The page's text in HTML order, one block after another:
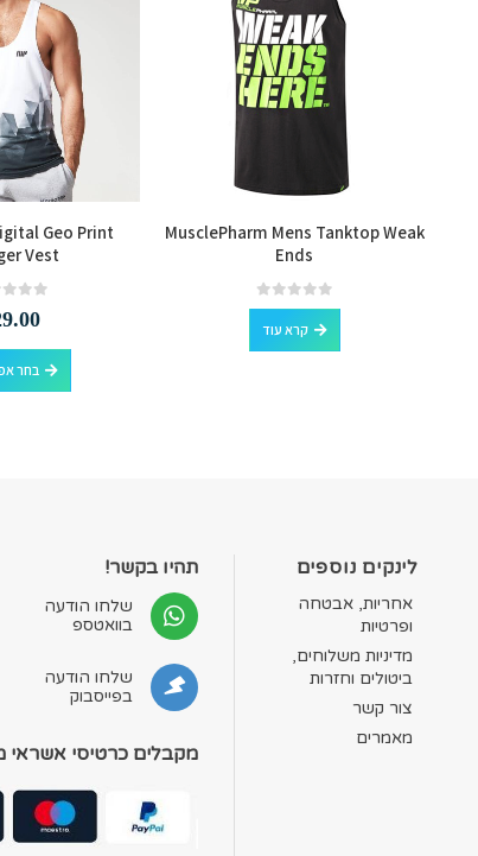
MusclePharm Mens Tanktop Weak
Ends
0
out of 5
קרא עוד
Geo Print
Vest
בחר
לינקים נוספים
אחריות, אבטחה
ופרטיות
מדיניות משלוחים,
ביטולים וחזרות
צור קשר
מאמרים
תהיו בקשר!
שלחו הודעה
בוואטספ
שלחו הודעה
בפייסבוק
מקבלים כרטיסי אשראי